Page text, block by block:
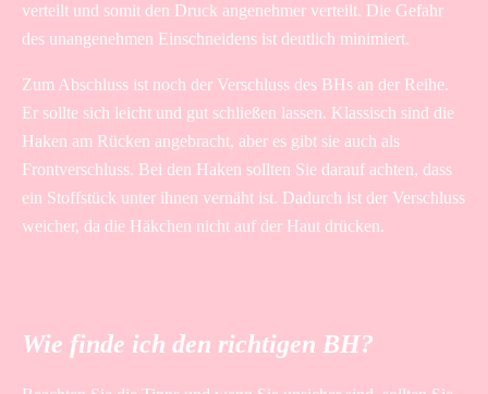
verteilt und somit den Druck angenehmer verteilt. Die Gefahr
des unangenehmen Einschneidens ist deutlich minimiert.
Zum Abschluss ist noch der Verschluss des BHs an der Reihe.
Er sollte sich leicht und gut schließen lassen. Klassisch sind die
Haken am Rücken angebracht, aber es gibt sie auch als
Frontverschluss. Bei den Haken sollten Sie darauf achten, dass
ein Stoffstück unter ihnen vernäht ist. Dadurch ist der Verschluss
weicher, da die Häkchen nicht auf der Haut drücken.
Wie finde ich den richtigen BH?